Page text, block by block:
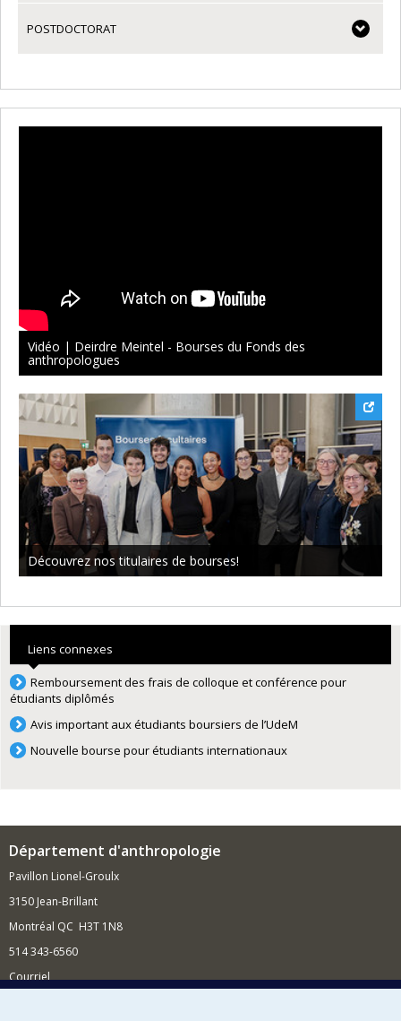
POSTDOCTORAT
Vidéo | Deirdre Meintel - Bourses du Fonds des
anthropologues
Découvrez nos titulaires de bourses!
Liens connexes
Remboursement des frais de colloque et conférence pour
étudiants diplômés
Avis important aux étudiants boursiers de l’UdeM
Nouvelle bourse pour étudiants internationaux
Département d'anthropologie
Pavillon Lionel-Groulx
3150 Jean-Brillant
Montréal QC H3T 1N8
514 343-6560
Courriel